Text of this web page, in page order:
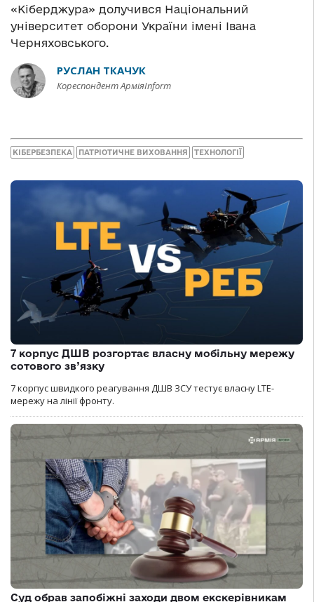
«Кіберджура» долучився Національний
університет оборони України імені Івана
Черняховського.
РУСЛАН ТКАЧУК
Кореспондент АрміяInform
КІБЕРБЕЗПЕКА ПАТРІОТИЧНЕ ВИХОВАННЯ ТЕХНОЛОГІЇ
7 корпус ДШВ розгортає власну мобільну мережу
сотового зв’язку
7 корпус швидкого реагування ДШВ ЗСУ тестує власну LTE-
мережу на лінії фронту.
Суд обрав запобіжні заходи двом екскерівникам